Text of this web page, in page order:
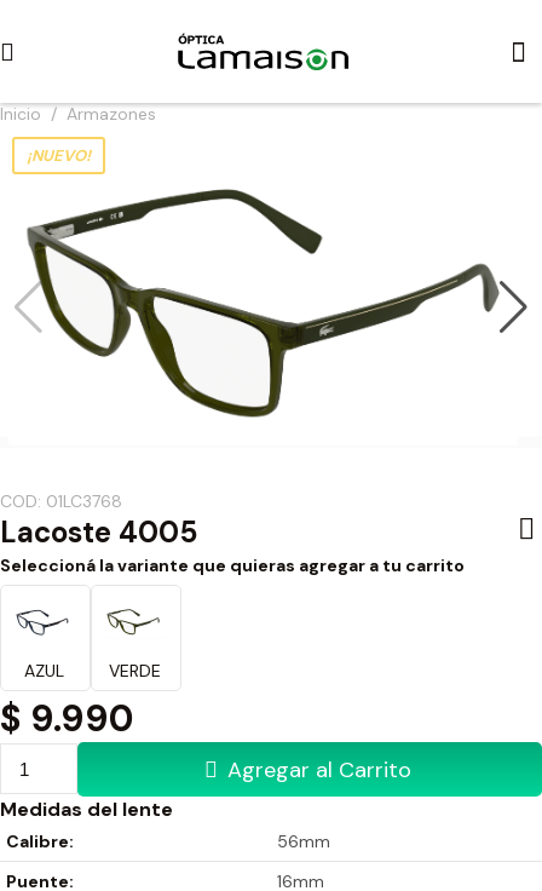
Inicio / Armazones
¡NUEVO!
COD: 01LC3768
Lacoste 4005
Seleccioná la variante que quieras agregar a tu carrito
AZUL VERDE
$ 9.990
Agregar al Carrito
Medidas del lente
Calibre:
56mm
Puente:
16mm